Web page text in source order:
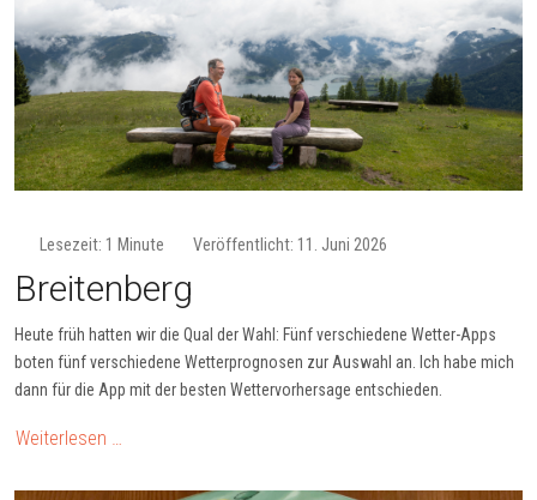
Lesezeit: 1 Minute Veröffentlicht: 11. Juni 2026
Breitenberg
Heute früh hatten wir die Qual der Wahl: Fünf verschiedene Wetter-Apps
boten fünf verschiedene Wetterprognosen zur Auswahl an. Ich habe mich
dann für die App mit der besten Wettervorhersage entschieden.
Weiterlesen …